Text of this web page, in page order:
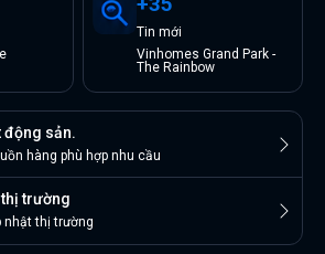
Tin mới
Vinhomes Grand Park -
The Rainbow
động sản.
hàng phù hợp nhu cầu
trường
nhật thị trường